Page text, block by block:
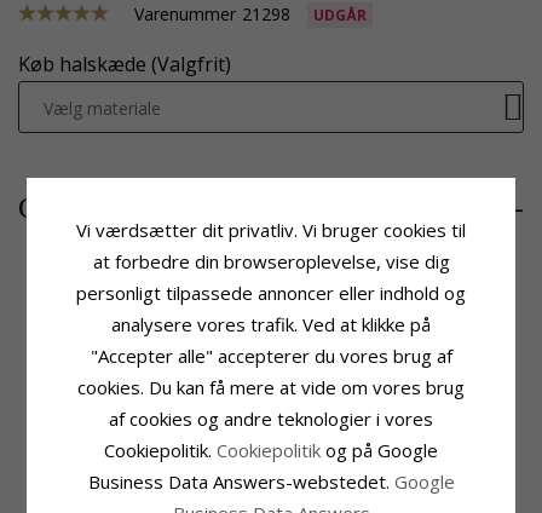
Varenummer 21298 UDGÅR
Køb halskæde (Valgfrit)
Vælg materiale
CHANTI pris 2515,-
Produktinformation
Vedhæng:Vedhæng
Ædelmetal: 9 Karat Guld
Overflade:Blank
Sten
Slibning:Facetsleben
Farve:Hvid
Sten:Zirkon
Højde Ekskl. Øsken:19,5 mm
Leveringstid
Leveringstid:2-3 Hverdage
Vi værdsætter dit privatliv. Vi bruger cookies til
at forbedre din browseroplevelse, vise dig
personligt tilpassede annoncer eller indhold og
analysere vores trafik. Ved at klikke på
"Accepter alle" accepterer du vores brug af
cookies. Du kan få mere at vide om vores brug
af cookies og andre teknologier i vores
Cookiepolitik. Cookiepolitik og på Google
Business Data Answers-webstedet. Google